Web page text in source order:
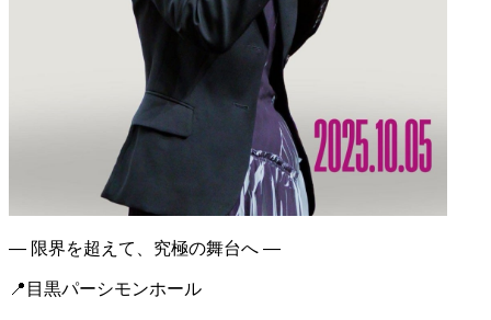
— 限界を超えて、究極の舞台へ —
📍目黒パーシモンホール